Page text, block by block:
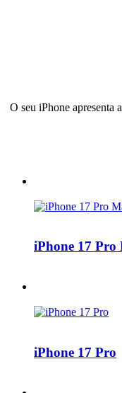
O seu iPhone apresenta
iPhone 17 Pro
iPhone 17 Pro